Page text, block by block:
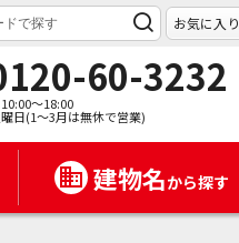
お気に入り
60-3232
～18:00
日(1～3月は無休で営業)
建物名から探す